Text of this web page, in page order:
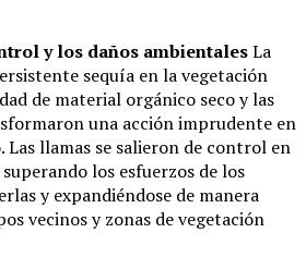
y los daños ambientalesLa
sequía en la vegetación
de material orgánico seco y las
una acción imprudente en
Las llamas se salieron de control en
los esfuerzos de los
y expandiéndose de manera
vecinos y zonas de vegetación